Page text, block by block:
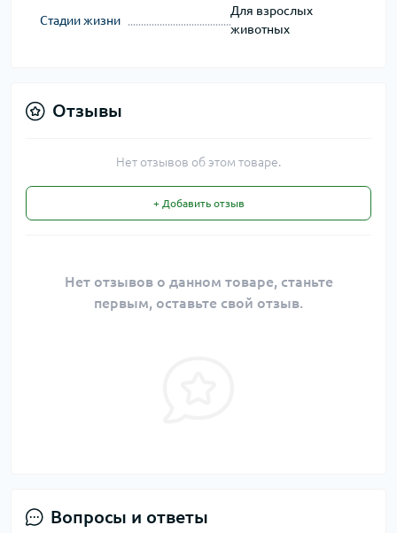
Стадии жизни
Для взрослых
животных
Отзывы
Нет отзывов об этом товаре.
+ Добавить отзыв
Нет отзывов о данном товаре, станьте
первым, оставьте свой отзыв.
Вопросы и ответы